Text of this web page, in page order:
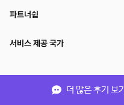
더 많은 후기 보기
파트너쉽
서비스 제공 국가
(주)NSPACE 사업자정보